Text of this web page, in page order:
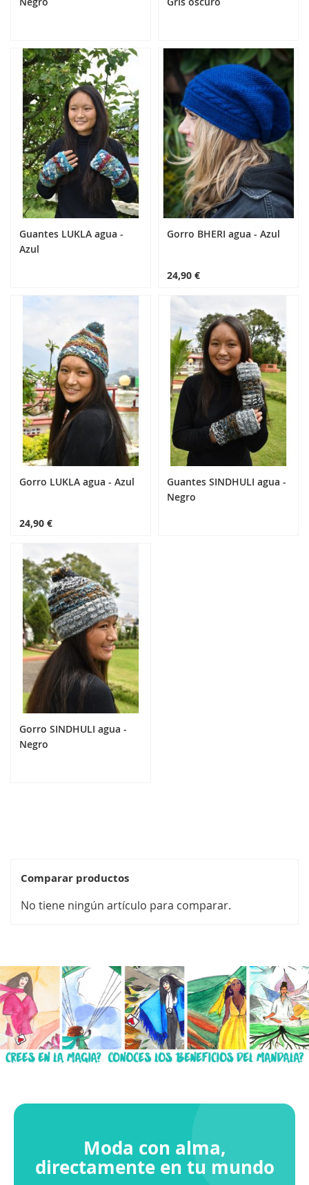
Añadir al carrito Añadir al carrito
Guantes LUKLA agua -
Azul
Añadir al carrito
Gorro BHERI agua - Azul
24,90 €
Añadir al carrito
Gorro LUKLA agua - Azul
24,90 €
Añadir al carrito
Guantes SINDHULI agua -
Negro
Gorro SINDHULI agua -
Negro
Comparar productos
No tiene ningún artículo para comparar.
Moda con alma,
directamente en tu mundo